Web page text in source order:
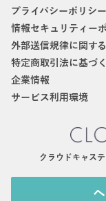
プライバシーポリシー
情報セキュリティー
外部送信規律に関す
特定商取引法に基づ
企業情報
サービス利用環境
クラウドキャス